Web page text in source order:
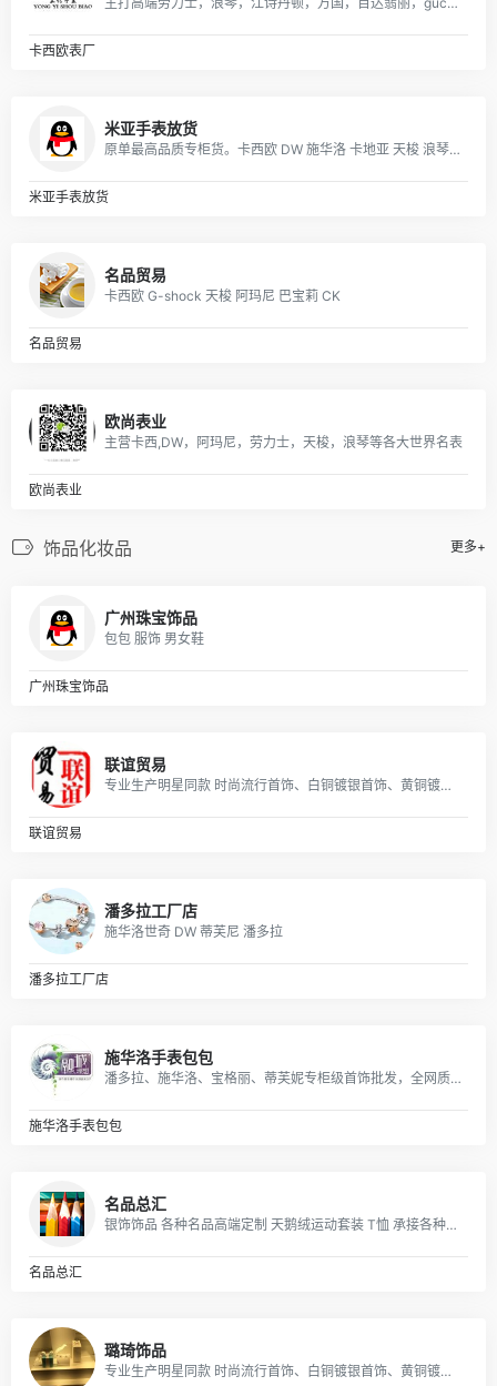
卡西欧表厂
米亚手表放货
原单最高品质专柜货。卡西欧 DW 施华洛 卡地亚 天梭 浪琴 瑞士ETA机芯定制…….等
米亚手表放货
名品贸易
卡西欧 G-shock 天梭 阿玛尼 巴宝莉 CK
名品贸易
欧尚表业
主营卡西,DW，阿玛尼，劳力士，天梭，浪琴等各大世界名表
欧尚表业
饰品化妆品 更多+
广州珠宝饰品
包包 服饰 男女鞋
广州珠宝饰品
联谊贸易
专业生产明星同款 时尚流行首饰、白铜镀银首饰、黄铜镀真空金首饰、纯黄铜首饰等产品.
联谊贸易
潘多拉工厂店
施华洛世奇 DW 蒂芙尼 潘多拉
潘多拉工厂店
施华洛手表包包
潘多拉、施华洛、宝格丽、蒂芙妮专柜级首饰批发，全网质量最优，全部现货秒发。
施华洛手表包包
名品总汇
银饰饰品 各种名品高端定制 天鹅绒运动套装 T恤 承接各种饰品定单
名品总汇
璐琦饰品
专业生产明星同款 时尚流行首饰、白铜镀银首饰、黄铜镀真空金首饰、纯黄铜首饰等产品.